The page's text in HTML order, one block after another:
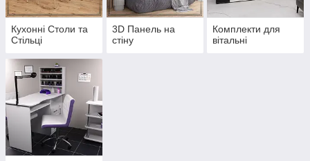
Кухонні Столи та
Стільці
3D Панель на
стіну
Комплекти для
вітальні